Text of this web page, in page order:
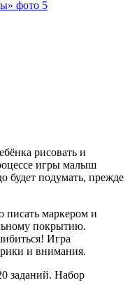
рисовать и
игры малыш
будет подумать, прежде
писать маркером и
покрытию.
Игра
и внимания.
заданий. Набор